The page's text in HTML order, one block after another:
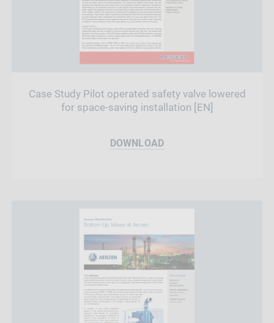
Case Study Pilot operated safety valve lowered
for space-saving installation [EN]
DOWNLOAD